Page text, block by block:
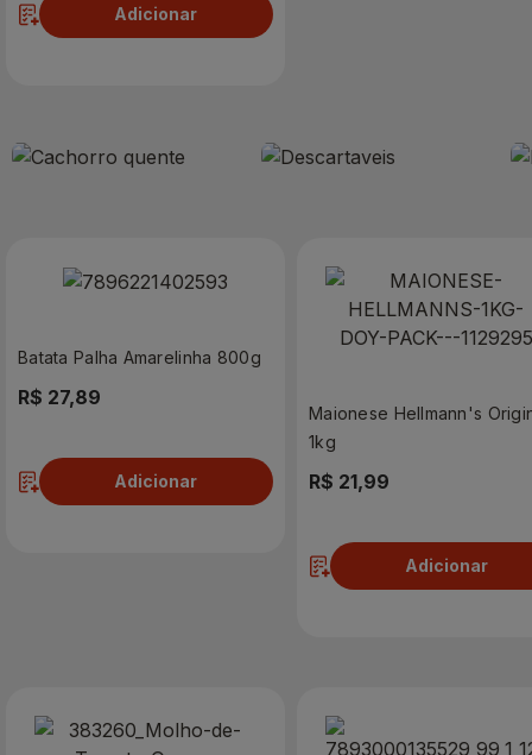
Adicionar
Batata Palha Amarelinha 800g
R$ 27,89
Adicionar
Maionese Hellmann's
1kg
R$ 21,99
Adicionar